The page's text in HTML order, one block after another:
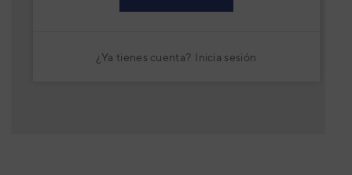
¿Ya tienes cuenta? Inicia sesión